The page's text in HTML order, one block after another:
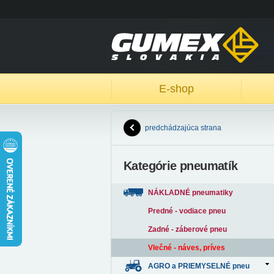
E-shop
predchádzajúca strana
Kategórie pneumatík
NÁKLADNÉ pneumatiky
Predné - vodiace pneu
Zadné - záberové pneu
Vlečné - náves, príves
AGRO a PRIEMYSELNÉ pneu